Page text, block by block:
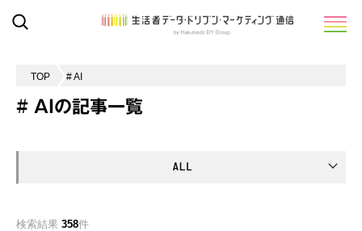
TOP # AI
# AIの記事一覧
検索結果 358件